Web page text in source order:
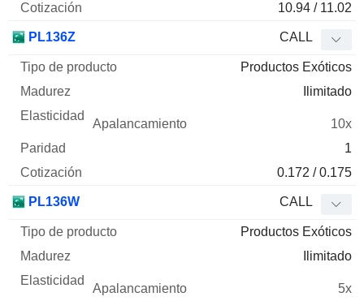
10.94 / 11.02
PL136Z CALL
Productos Exóticos
Ilimitado
10x
1
0.172 / 0.175
PL136W CALL
Productos Exóticos
Ilimitado
5x